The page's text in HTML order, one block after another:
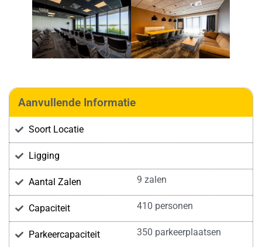
Aanvullende Informatie
Soort Locatie
Ligging
Aantal Zalen 9 zalen
Capaciteit 410 personen
Parkeercapaciteit 350 parkeerplaatsen